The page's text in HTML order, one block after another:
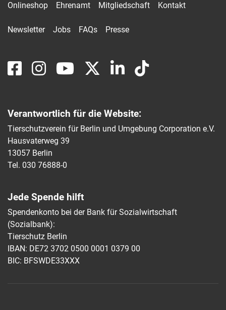
Onlineshop Ehrenamt Mitgliedschaft Kontakt
Newsletter Jobs FAQs Presse
Verantwortlich für die Website:
Tierschutzverein für Berlin und Umgebung Corporation e.V.
Hausvaterweg 39
13057 Berlin
Tel. 030 76888-0
Jede Spende hilft
Spendenkonto bei der Bank für Sozialwirtschaft
(Sozialbank):
Tierschutz Berlin
IBAN: DE72 3702 0500 0001 0379 00
BIC: BFSWDE33XXX